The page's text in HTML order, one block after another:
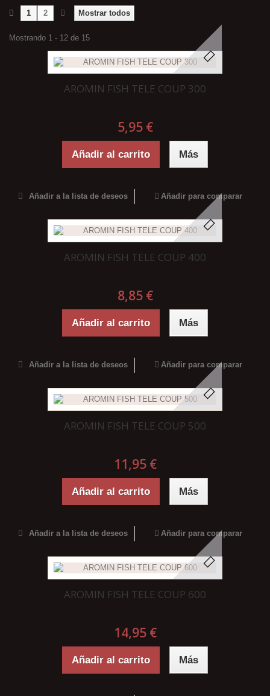
Mostrar todos
1 2
Mostrando 1 - 12 de 15
AROMIN FISH TELE COUP 300
5,95 €
Añadir al carrito Más
Añadir a la lista de deseos Añadir para comparar
AROMIN FISH TELE COUP 400
8,85 €
Añadir al carrito Más
Añadir a la lista de deseos Añadir para comparar
AROMIN FISH TELE COUP 500
11,95 €
Añadir al carrito Más
Añadir a la lista de deseos Añadir para comparar
AROMIN FISH TELE COUP 600
14,95 €
Añadir al carrito Más